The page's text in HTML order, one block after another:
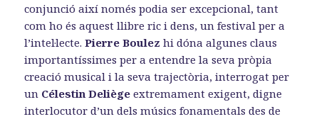
conjunció així només podia ser excepcional, tant
com ho és aquest llibre ric i dens, un festival per a
l’intel·lecte.Pierre Boulez hi dóna algunes claus
importantíssimes per a entendre la seva pròpia
creació musical i la seva trajectòria, interrogat per
un Célestin Deliège extremament exigent, digne
interlocutor d’un dels músics fonamentals des de